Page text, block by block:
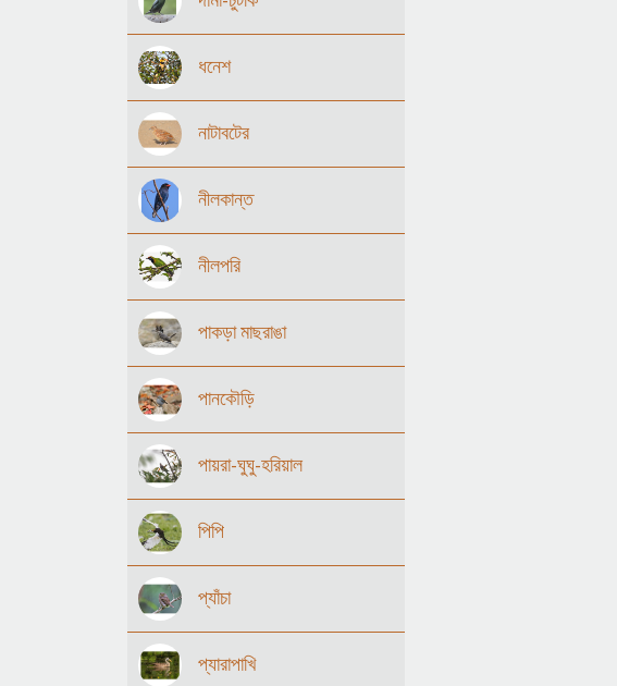
ধনেশ
নাটাবটের
নীলকান্ত
নীলপরি
পাকড়া মাছরাঙা
পানকৌড়ি
পায়রা-ঘুঘু-হরিয়াল
পিপি
প্যাঁচা
প্যারাপাখি